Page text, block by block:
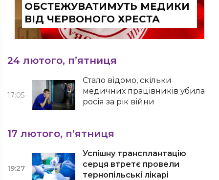
ОБСТЕЖУВАТИМУТЬ МЕДИКИ
ВІД ЧЕРВОНОГО ХРЕСТА
24 лютого, п’ятниця
17:05
Стало відомо, скільки
медичних працівників убила
росія за рік війни
17 лютого, п’ятниця
19:27
Успішну трансплантацію
серця втретє провели
тернопільські лікарі